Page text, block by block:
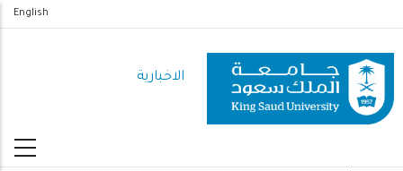
المحتوى
الرئيسي
English
الاخبارية